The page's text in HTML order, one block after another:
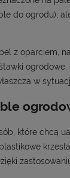
do ogrodu),
oparciem,
w
które chcą